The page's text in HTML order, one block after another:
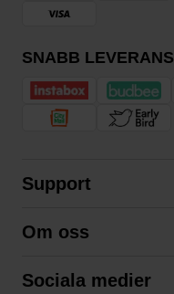
SNABB LEVERANS
Support
Köpvillkor
Om oss
Sociala medier